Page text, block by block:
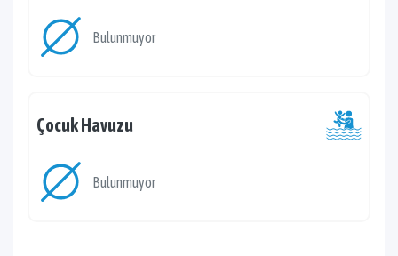
Bulunmuyor
Çocuk Havuzu
Bulunmuyor